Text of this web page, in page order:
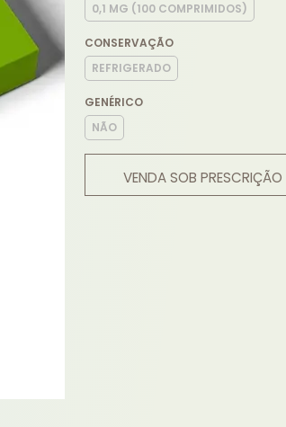
0,1 MG (100 COMPRIMIDOS)
CONSERVAÇÃO
REFRIGERADO
GENÉRICO
NÃO
VENDA SOB